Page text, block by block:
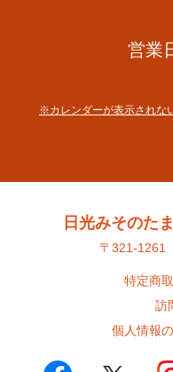
営業
※カレンダーが表示されな
日光みそのた
〒321-1261
特定商
訪
個人情報